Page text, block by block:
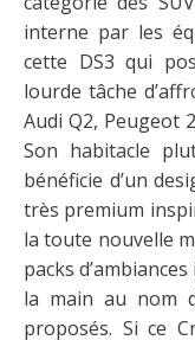
interne par les
cette DS3 qui
lourde tâche
Audi Q2, Peugeot
Son habitacle
bénéficie d’un
très premium
la toute nouvelle
packs
la main au nom
proposés. Si ce